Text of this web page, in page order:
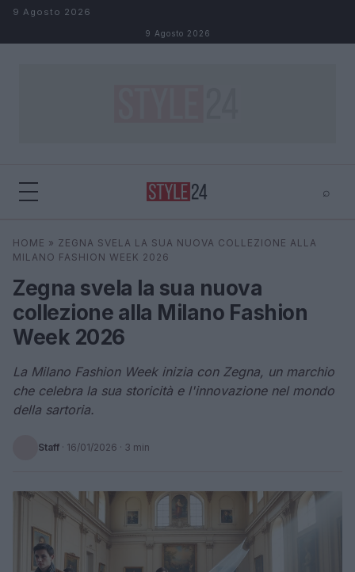
Salta al contenuto
9 Agosto 2026
9 Agosto 2026
⌕
Cerca ⌕
HOME » ZEGNA SVELA LA SUA NUOVA COLLEZIONE ALLA
MILANO FASHION WEEK 2026
Zegna svela la sua nuova
collezione alla Milano Fashion
Week 2026
La Milano Fashion Week inizia con Zegna, un marchio
che celebra la sua storicità e l'innovazione nel mondo
della sartoria.
Staff · 16/01/2026 · 3 min